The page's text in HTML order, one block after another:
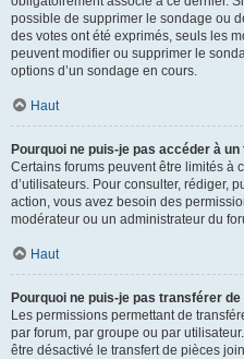
possible de supprimer le sondage ou
des votes ont été exprimés, seuls les
peuvent modifier ou supprimer le
options d’un sondage en cours.
Haut
Pourquoi ne puis-je pas accéder à un
Certains forums peuvent être limités à
d’utilisateurs. Pour consulter, rédiger,
action, vous avez besoin des
modérateur ou un administrateur du
Haut
Pourquoi ne puis-je pas transférer
Les permissions permettant de
par forum, par groupe ou par
être désactivé le transfert de pièces